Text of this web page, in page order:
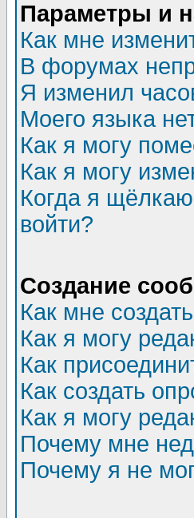
Параметры и
Как мне
В форумах
Я изменил
Моего языка
Как я могу
Как я могу
Когда я
войти?
Создание
Как мне
Как я могу
Как
Как создать
Как я могу
Почему мне
Почему я не